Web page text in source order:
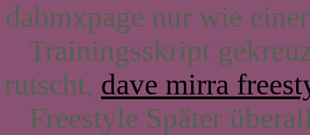
dabmxpage nur wie
Trainingsskript
rutscht, dave mirra
Freestyle Später